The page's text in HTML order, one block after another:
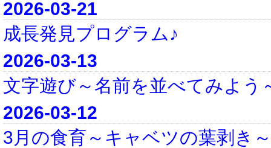
2026-03-21
成長発見プログラム♪
2026-03-13
文字遊び～名前を並べてみよう
2026-03-12
3月の食育～キャベツの葉剥き～